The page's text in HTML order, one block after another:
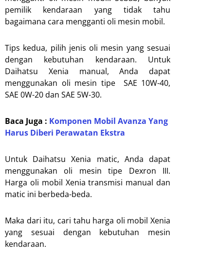
pemilik kendaraan yang tidak tahu
bagaimana cara mengganti oli mesin mobil.
Tips kedua, pilih jenis oli mesin yang sesuai
dengan kebutuhan kendaraan. Untuk
Daihatsu Xenia manual, Anda dapat
menggunakan oli mesin tipe SAE 10W-40,
SAE 0W-20 dan SAE 5W-30.
Baca Juga : Komponen Mobil Avanza Yang
Harus Diberi Perawatan Ekstra
Untuk Daihatsu Xenia matic, Anda dapat
menggunakan oli mesin tipe Dexron III.
Harga oli mobil Xenia transmisi manual dan
matic ini berbeda-beda.
Maka dari itu, cari tahu harga oli mobil Xenia
yang sesuai dengan kebutuhan mesin
kendaraan.